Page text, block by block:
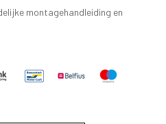
montagehandleiding en